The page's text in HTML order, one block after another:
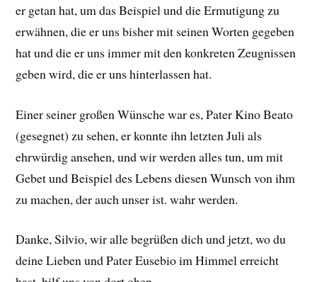
er getan hat, um das Beispiel und die Ermutigung zu
erwähnen, die er uns bisher mit seinen Worten gegeben
hat und die er uns immer mit den konkreten Zeugnissen
geben wird, die er uns hinterlassen hat.
Einer seiner großen Wünsche war es, Pater Kino Beato
(gesegnet) zu sehen, er konnte ihn letzten Juli als
ehrwürdig ansehen, und wir werden alles tun, um mit
Gebet und Beispiel des Lebens diesen Wunsch von ihm
zu machen, der auch unser ist. wahr werden.
Danke, Silvio, wir alle begrüßen dich und jetzt, wo du
deine Lieben und Pater Eusebio im Himmel erreicht